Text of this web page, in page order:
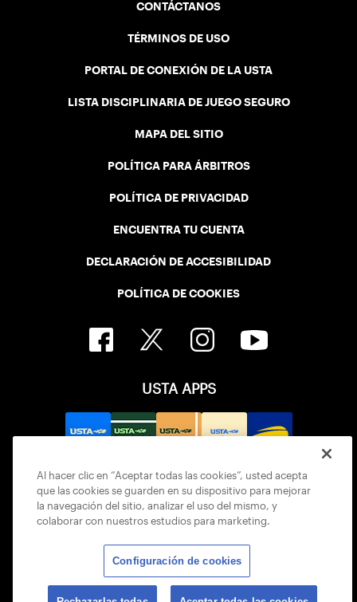
CONTÁCTANOS
TÉRMINOS DE USO
PORTAL DE CONEXIÓN DE LA USTA
LISTA DISCIPLINARIA DE JUEGO SEGURO
MAPA DEL SITIO
POLÍTICA PARA ÁRBITROS
POLÍTICA DE PRIVACIDAD
ENCUENTRA TU CUENTA
DECLARACIÓN DE ACCESIBILIDAD
POLÍTICA DE COOKIES
USTA APPS
© 2026 USTA ALL RIGHTS RESERVED
Al hacer clic en “Aceptar todas las cookies”, usted acepta
que las cookies se guarden en su dispositivo para mejorar
la navegación del sitio, analizar el uso del mismo, y
colaborar con nuestros estudios para marketing.
Configuración de cookies